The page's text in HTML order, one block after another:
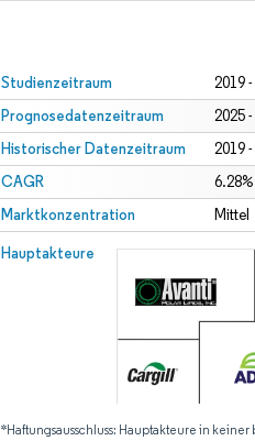
Studienzeitraum 2019
Prognosedatenzeitraum 2025
Historischer Datenzeitraum 2019
CAGR 6.28%
Marktkonzentration Mittel
Hauptakteure
*Haftungsausschluss: Hauptakteure in